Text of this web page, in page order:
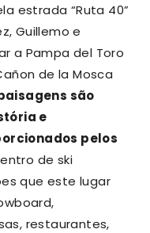
estrada “Ruta 40”
Guillemo e
a Pampa del Toro
de la Mosca
são
e
pelos
de ski
que este lugar
restaurantes,